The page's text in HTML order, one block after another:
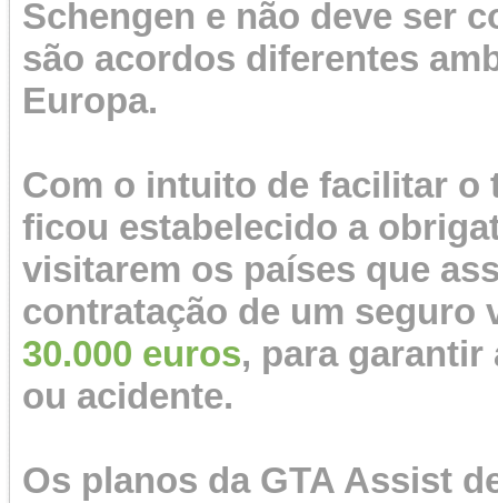
Schengen e não deve ser
são acordos diferentes
Europa.
Com o intuito de facilitar o
ficou estabelecido a
visitarem os países que
contratação de um seguro
30.000 euros, para
ou acidente.
Os planos da GTA Assist